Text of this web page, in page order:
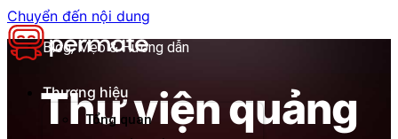
Chuyển đến nội dung
Thương hiệu
Tổng quan
Blog, Mẹo & Hướng dẫn
Thư viện quảng